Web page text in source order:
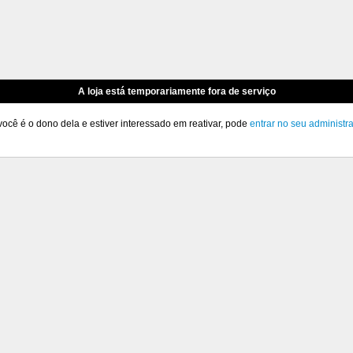
A loja está temporariamente fora de serviço
é o dono dela e estiver interessado em reativar, pode entrar no seu